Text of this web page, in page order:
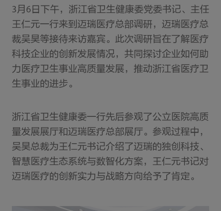
3月6日下午，浙江省卫生健康委党委书记、主任
王仁元一行来到迈瑞医疗总部调研，迈瑞医疗总
裁吴昊等接待来访嘉宾。此次调研旨在了解医疗
科技企业的创新发展情况，共同探讨企业如何助
力医疗卫生事业高质量发展，推动浙江省医疗卫
生事业的进步。
浙江省卫生健康委一行先后参观了公立医院高质
量发展展厅和迈瑞医疗总部展厅。参观过程中，
吴昊总裁为王仁元书记介绍了迈瑞的独创科技、
智慧医疗生态系统与数智化方案，王仁元书记对
迈瑞医疗的创新实力与战略方向给予了肯定。